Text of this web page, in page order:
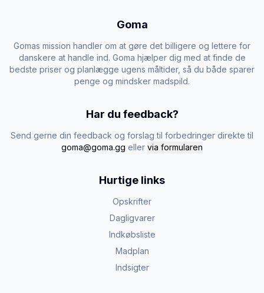
Goma
Gomas mission handler om at gøre det billigere og lettere for
danskere at handle ind. Goma hjælper dig med at finde de
bedste priser og planlægge ugens måltider, så du både sparer
penge og mindsker madspild.
Har du feedback?
Send gerne din feedback og forslag til forbedringer direkte til
goma@goma.gg eller via formularen
Hurtige links
Opskrifter
Dagligvarer
Indkøbsliste
Madplan
Indsigter